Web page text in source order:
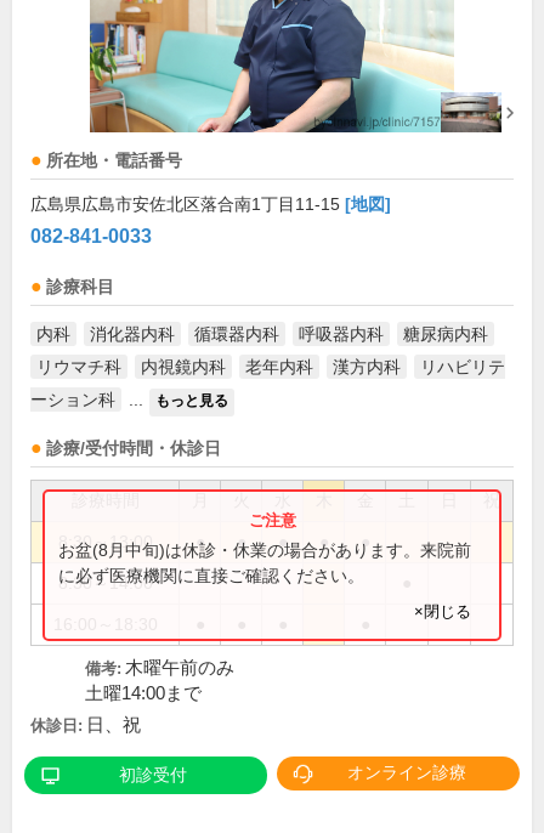
所在地・電話番号
広島県広島市安佐北区落合南1丁目11-15 [地図]
082-841-0033
診療科目
内科 消化器内科 循環器内科 呼吸器内科
糖尿病内科
リウマチ科
内視鏡内科 老年内科 漢方内科
リハビリテ
ーション科
もっと見る
診療/受付時間・休診日
祝
8:30～13:00 ● ● ● ● ●
8:30～14:00
お盆(8月中旬)は休診・休業の場合があります。来院前
に必ず医療機関に直接ご確認ください。
×閉じる
備考: 木曜午前のみ
土曜14:00まで
休診日: 日、祝
初診受付 オンライン診療